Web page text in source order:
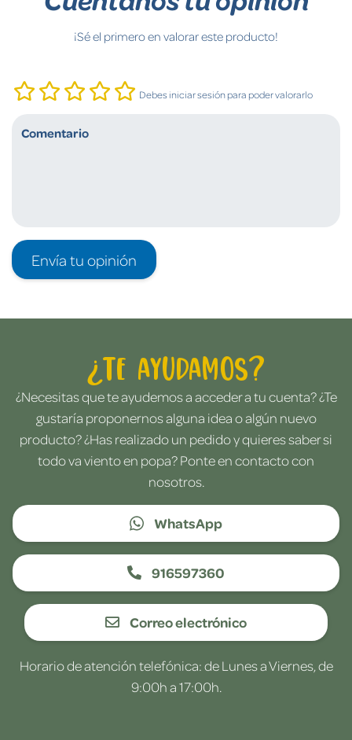
¡Sé el primero en valorar este producto!
Debes iniciar sesión para poder valorarlo
Envía tu opinión
¿Te ayudamos?
¿Necesitas que te ayudemos a acceder a tu cuenta? ¿Te
gustaría proponernos alguna idea o algún nuevo
producto? ¿Has realizado un pedido y quieres saber si
todo va viento en popa? Ponte en contacto con
nosotros.
WhatsApp
916597360
Correo electrónico
Horario de atención telefónica: de Lunes a Viernes, de
9:00h a 17:00h.